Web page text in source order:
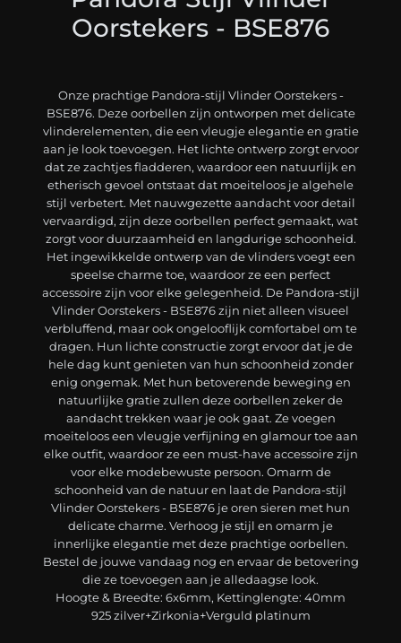
Oorstekers - BSE876
Onze prachtige Pandora-stijl Vlinder Oorstekers -
BSE876. Deze oorbellen zijn ontworpen met delicate
vlinderelementen, die een vleugje elegantie en gratie
aan je look toevoegen. Het lichte ontwerp zorgt ervoor
dat ze zachtjes fladderen, waardoor een natuurlijk en
etherisch gevoel ontstaat dat moeiteloos je algehele
stijl verbetert. Met nauwgezette aandacht voor detail
vervaardigd, zijn deze oorbellen perfect gemaakt, wat
zorgt voor duurzaamheid en langdurige schoonheid.
Het ingewikkelde ontwerp van de vlinders voegt een
speelse charme toe, waardoor ze een perfect
accessoire zijn voor elke gelegenheid. De Pandora-stijl
Vlinder Oorstekers - BSE876 zijn niet alleen visueel
verbluffend, maar ook ongelooflijk comfortabel om te
dragen. Hun lichte constructie zorgt ervoor dat je de
hele dag kunt genieten van hun schoonheid zonder
enig ongemak. Met hun betoverende beweging en
natuurlijke gratie zullen deze oorbellen zeker de
aandacht trekken waar je ook gaat. Ze voegen
moeiteloos een vleugje verfijning en glamour toe aan
elke outfit, waardoor ze een must-have accessoire zijn
voor elke modebewuste persoon. Omarm de
schoonheid van de natuur en laat de Pandora-stijl
Vlinder Oorstekers - BSE876 je oren sieren met hun
delicate charme. Verhoog je stijl en omarm je
innerlijke elegantie met deze prachtige oorbellen.
Bestel de jouwe vandaag nog en ervaar de betovering
die ze toevoegen aan je alledaagse look.
Hoogte & Breedte: 6x6mm, Kettinglengte: 40mm
925 zilver+Zirkonia+Verguld platinum